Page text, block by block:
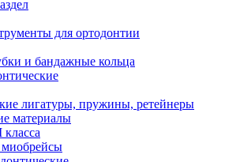
для ортодонтии
и бандажные кольца
лигатуры, пружины, ретейнеры
материалы